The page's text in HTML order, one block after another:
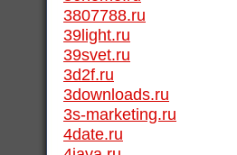
3807788.ru
39light.ru
39svet.ru
3d2f.ru
3downloads.ru
3s-marketing.ru
4date.ru